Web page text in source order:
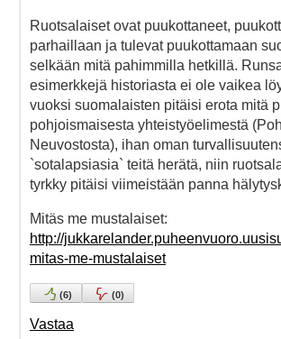
Ruotsalaiset ovat puukottaneet,
parhaillaan ja tulevat puukottamaan
selkään mitä pahimmilla hetkillä.
esimerkkejä historiasta ei ole vaikea
vuoksi suomalaisten pitäisi erota mitä
pohjoismaisesta yhteistyöelimestä
Neuvostosta), ihan oman
`sotalapsiasia` teitä herätä, niin
tyrkky pitäisi viimeistään panna
Mitäs me mustalaiset:
http://
mitas-me-mustalaiset
(6) (0)
Vastaa